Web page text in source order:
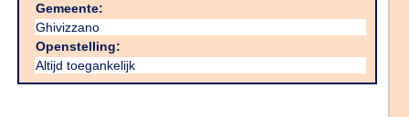
Gemeente:
Ghivizzano
Openstelling:
Altijd toegankelijk